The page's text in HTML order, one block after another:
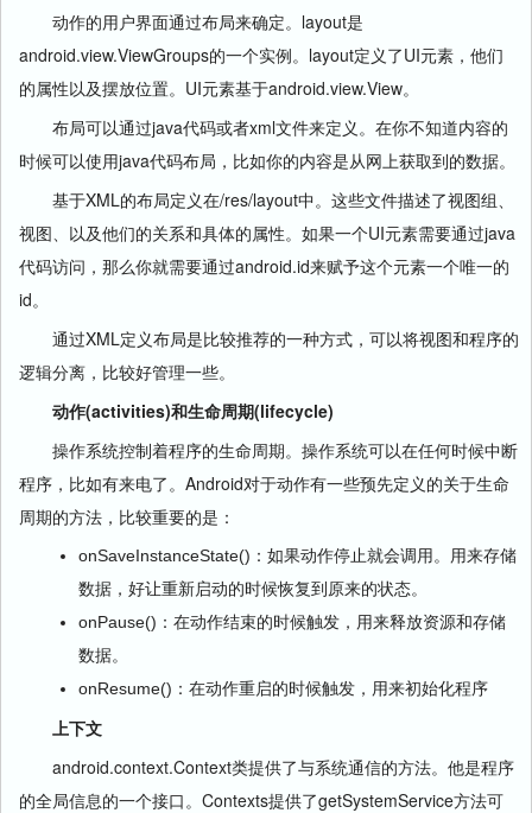
动作的用户界面通过布局来确定。layout是
android.view.ViewGroups的一个实例。layout定义了UI元素，他们
的属性以及摆放位置。UI元素基于android.view.View。
布局可以通过java代码或者xml文件来定义。在你不知道内容的
时候可以使用java代码布局，比如你的内容是从网上获取到的数据。
基于XML的布局定义在/res/layout中。这些文件描述了视图组、
视图、以及他们的关系和具体的属性。如果一个UI元素需要通过java
代码访问，那么你就需要通过android.id来赋予这个元素一个唯一的
id。
通过XML定义布局是比较推荐的一种方式，可以将视图和程序的
逻辑分离，比较好管理一些。
动作(activities)和生命周期(lifecycle)
操作系统控制着程序的生命周期。操作系统可以在任何时候中断
程序，比如有来电了。Android对于动作有一些预先定义的关于生命
周期的方法，比较重要的是：
onSaveInstanceState()：如果动作停止就会调用。用来存储
数据，好让重新启动的时候恢复到原来的状态。
onPause()：在动作结束的时候触发，用来释放资源和存储
数据。
onResume()：在动作重启的时候触发，用来初始化程序
上下文
android.context.Context类提供了与系统通信的方法。他是程序
的全局信息的一个接口。Contexts提供了getSystemService方法可